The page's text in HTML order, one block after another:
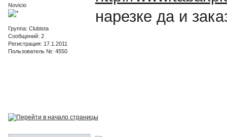
Novicio
Группа: Clubista
Сообщений: 2
Регистрация: 17.1.2011
Пользователь №: 4550
нарезке да и